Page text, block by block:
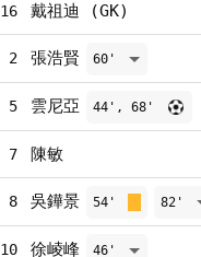
16 戴祖迪 (GK)
2 張浩賢 60'
5 雲尼亞 44', 68'
7 陳敏
8 吳鏵景 54' 82'
10 徐崚峰 46'